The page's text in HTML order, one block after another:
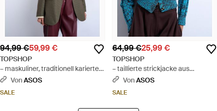
94,99 €59,99 €
TOPSHOP
– maskuliner, traditionell karierter
blazer - Braun
VonASOS
SALE
64,99 €25,99 €
TOPSHOP
– taillierte strickjacke aus
grobstrick - Blau
VonASOS
SALE